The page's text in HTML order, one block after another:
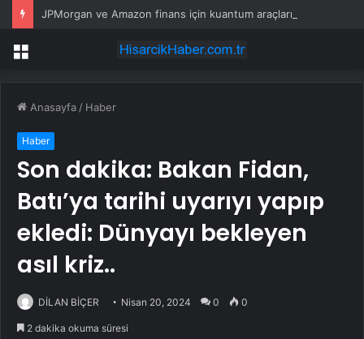
Menü
Anasayfa / Haber
Haber
Son dakika: Bakan Fidan,
Batı’ya tarihi uyarıyı yapıp
ekledi: Dünyayı bekleyen
asıl kriz..
DİLAN BİÇER Nisan 20, 2024 0 0
2 dakika okuma süresi